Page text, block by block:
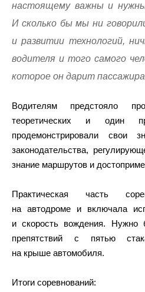
настоящему важны и нужны
И сколько бы мы ни
и развитии технологий,
водителя и того самого
которое он дарит
Водителям предстояло
теоретических и один
продемонстрировали свои
законодательства,
знание маршрутов и
Практическая часть
на автодроме и включала
и скорость вождения. Нужно
препятствий с пятью
на крыше автомобиля.
Итоги соревнований: